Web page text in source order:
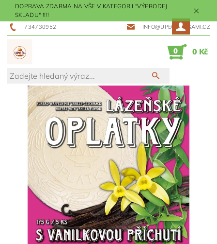
DOPRAVA ZDARMA NA VŠE V KATEGORII "VÝPRODEJ
SKLADU" !!!!
734730952 INFO@UPECMESISAMI.CZ
0 0 Kč